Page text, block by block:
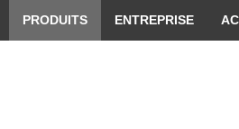
convenient version of this site
PRODUITS ENTREPRISE